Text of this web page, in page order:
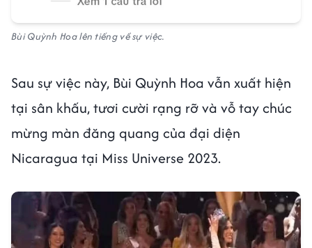
Bùi Quỳnh Hoa lên tiếng về sự việc.
Sau sự việc này, Bùi Quỳnh Hoa vẫn xuất hiện
tại sân khấu, tươi cười rạng rỡ và vỗ tay chúc
mừng màn đăng quang của đại diện
Nicaragua tại Miss Universe 2023.